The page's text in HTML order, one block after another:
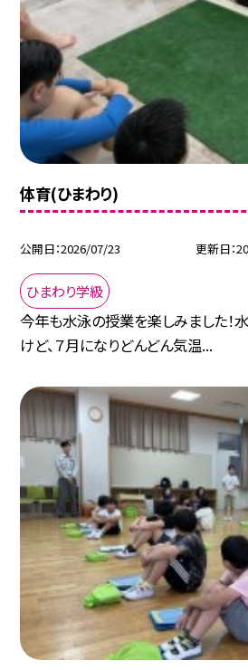
体育(ひまわり)
公開日 2026/07/23 更新日
ひまわり学級
今年も水泳の授業を楽しみました！
けど、７月になりどんどん気温...